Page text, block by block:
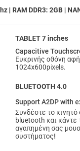
| RAM DDR3: 2GB |
TABLET 7 inches
Capacitive
Eυκρινής οθόνη
1024x600pixels.
BLUETOOTH 4.0
Support A2DP with
Συνδέστε το
bluetooth και κάντε
αγαπημένη σας
συστήματος!